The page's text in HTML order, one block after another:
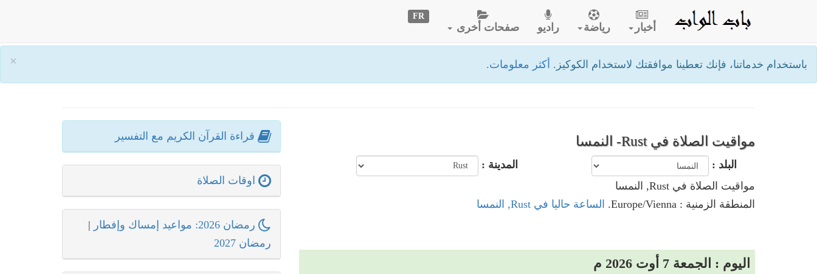
× باستخدام خدماتنا، فإنك تعطينا موافقتك لاستخدام الكوكيز. أكثر معلومات.
أخبار رياضة راديو صفحات أخرى
FR
مواقيت الصلاة في Rust- النمسا
البلد :
المدينة :
مواقيت الصلاة في Rust, النمسا
المنطقة الزمنية : Europe/Vienna.
الساعة حاليا في Rust, النمسا
اليوم : الجمعة 7 أوت 2026 م
قراءة القرآن الكريم مع التفسير
اوقات الصلاة
رمضان 2026: مواعيد إمساك وإفطار
|
رمضان 2027